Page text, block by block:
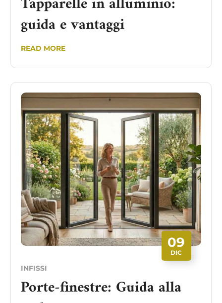
guida e vantaggi
READ MORE
09
DIC
INFISSI
Porte-finestre: Guida alla